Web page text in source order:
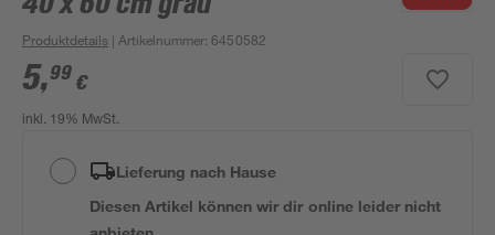
Produktdetails | Artikelnummer:6450582
5,99 €
inkl. 19% MwSt.
Lieferung nach Hause
Diesen Artikel können wir dir online leider nicht